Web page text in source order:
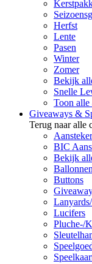
Herfst
Lente
Pasen
Winter
Zomer
Bekijk
Snelle
Toon alle
Giveaways &
Terug naar alle
BIC
Bekijk
Ballonnen
Buttons
Lucifers
Pluche-/